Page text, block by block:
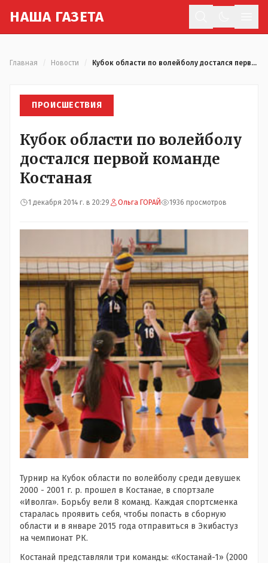
НАША ГАЗЕТА
Главная Новости Кубок области по волейболу достался первой команде Костаная
ПРОИСШЕСТВИЯ
Кубок области по волейболу
достался первой команде
Костаная
1 декабря 2014 г. в 20:29 Ольга ГОРАЙ 1936 просмотров
Турнир на Кубок области по волейболу среди девушек
2000 - 2001 г. р. прошел в Костанае, в спортзале
«Иволга». Борьбу вели 8 команд. Каждая спортсменка
старалась проявить себя, чтобы попасть в сборную
области и в январе 2015 года отправиться в Экибастуз
на чемпионат РК.
Костанай представляли три команды: «Костанай-1» (2000